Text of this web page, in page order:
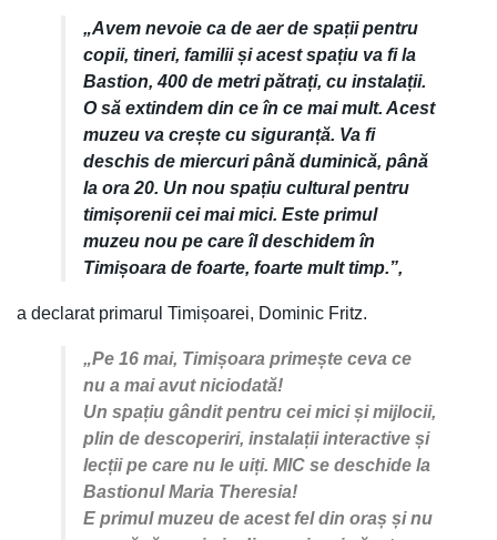
„Avem nevoie ca de aer de spații pentru
copii, tineri, familii și acest spațiu va fi la
Bastion, 400 de metri pătrați, cu instalații.
O să extindem din ce în ce mai mult. Acest
muzeu va crește cu siguranță. Va fi
deschis de miercuri până duminică, până
la ora 20. Un nou spațiu cultural pentru
timișorenii cei mai mici. Este primul
muzeu nou pe care îl deschidem în
Timișoara de foarte, foarte mult timp.”,
a declarat primarul Timișoarei, Dominic Fritz.
„Pe 16 mai, Timișoara primește ceva ce
nu a mai avut niciodată!
Un spațiu gândit pentru cei mici și mijlocii,
plin de descoperiri, instalații interactive și
lecții pe care nu le uiți. MIC se deschide la
Bastionul Maria Theresia!
E primul muzeu de acest fel din oraș și nu